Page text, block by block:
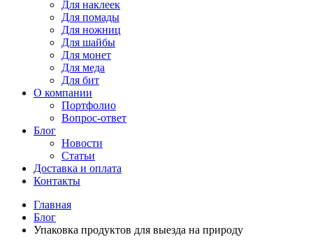
Для наклеек
Для помады
Для ножниц
Для шайбы
Для монет
Для меда
Для бит
О компании
Портфолио
Вопрос-ответ
Блог
Новости
Статьи
Доставка и оплата
Контакты
Главная
Блог
Упаковка продуктов для выезда на природу